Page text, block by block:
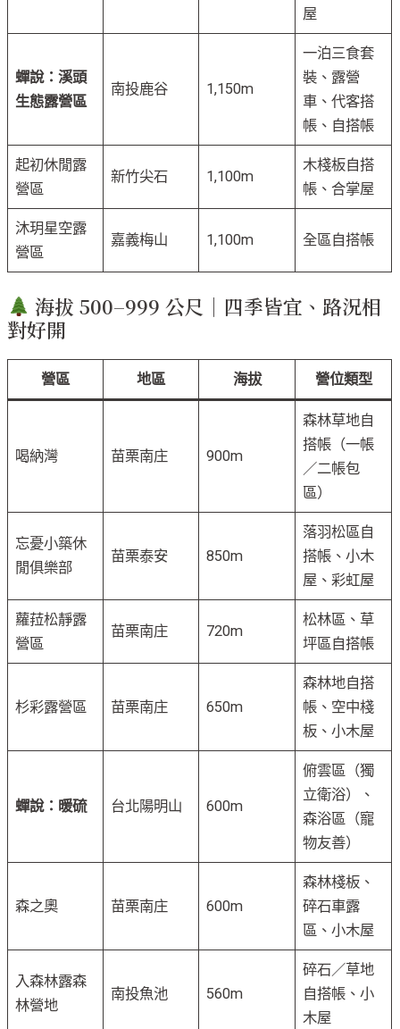
屋
蟬說：溪頭
生態露營區
南投鹿谷 1,150m
一泊三食套
裝、露營
車、代客搭
帳、自搭帳
起初休閒露
營區
新竹尖石 1,100m
木棧板自搭
帳、合掌屋
沐玥星空露
營區
嘉義梅山 1,100m 全區自搭帳
海拔 500–999 公尺｜四季皆宜、路況相
對好開
營區 地區 海拔 營位類型
喝納灣 苗栗南庄 900m
森林草地自
搭帳（一帳
／二帳包
區）
忘憂小築休
閒俱樂部
苗栗泰安 850m
落羽松區自
搭帳、小木
屋、彩虹屋
蘿菈松靜露
營區
苗栗南庄 720m
松林區、草
坪區自搭帳
杉彩露營區 苗栗南庄 650m
森林地自搭
帳、空中棧
板、小木屋
蟬說：暖硫 台北陽明山 600m
俯雲區（獨
立衛浴）、
森浴區（寵
物友善）
森之奧 苗栗南庄 600m
森林棧板、
碎石車露
區、小木屋
入森林露森
林營地
南投魚池 560m
碎石／草地
自搭帳、小
木屋